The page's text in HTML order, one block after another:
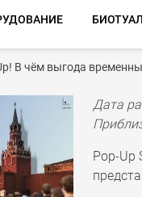
В чём выгода
Дата
Pop-Up